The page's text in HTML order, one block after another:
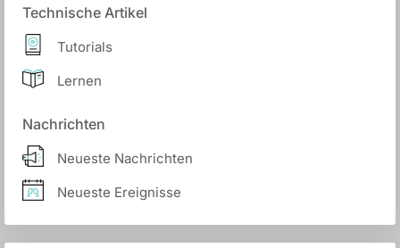
Technische Artikel
Tutorials
Lernen
Nachrichten
Neueste Nachrichten
Neueste Ereignisse